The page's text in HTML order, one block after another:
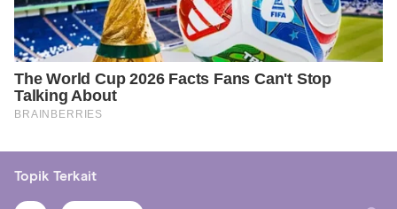
Topik Terkait